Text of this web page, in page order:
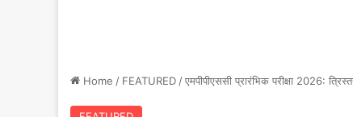
Home / FEATURED /एमपीपीएससी प्रारंभिक परीक्षा 2026: